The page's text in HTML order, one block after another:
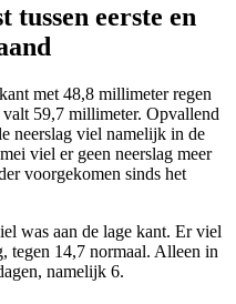
tussen eerste en
met 48,8 millimeter regen
59,7 millimeter. Opvallend
neerslag viel namelijk in de
viel er geen neerslag meer
voorgekomen sinds het
was aan de lage kant. Er viel
tegen 14,7 normaal. Alleen in
namelijk 6.